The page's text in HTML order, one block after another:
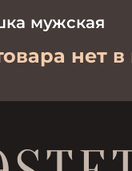
мужская
нет